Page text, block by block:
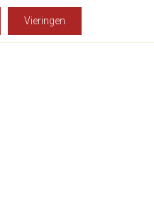
Vieringen